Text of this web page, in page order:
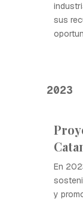
sus
2023
En
y